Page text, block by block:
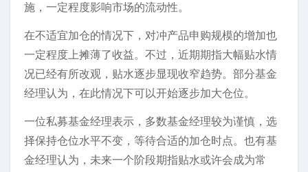
施，一定程度影响市场的流动性。
在不适宜加仓的情况下，对冲产品申购规模的增加也
一定程度上摊薄了收益。不过，近期期指大幅贴水情
况已经有所改观，贴水逐步显现收窄趋势。部分基金
经理认为，在此情况下可以开始逐步加大仓位。
一位私募基金经理表示，多数基金经理较为谨慎，选
择保持仓位水平不变，等待合适的加仓时点。也有基
金经理认为，未来一个阶段期指贴水或许会成为常